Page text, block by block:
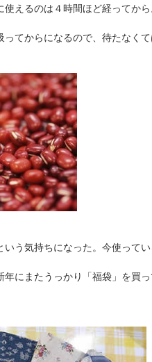
使えるのは４時間ほど経ってか
てからになるので、待たなく
いう気持ちになった。今使って
にまたうっかり「福袋」を買